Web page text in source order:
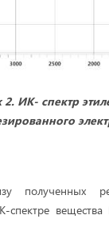
2. ИК- спектр
полученных
спектре вещества